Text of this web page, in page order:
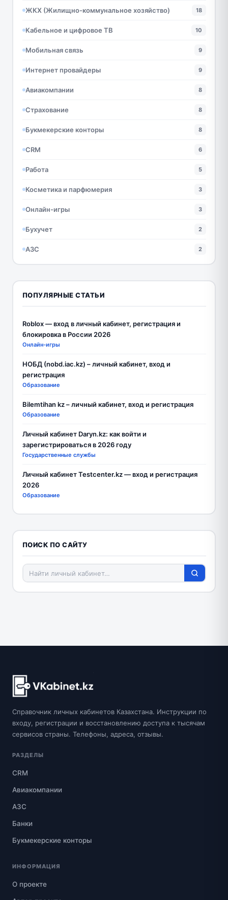
ЖКХ (Жилищно-коммунальное хозяйство) 18
Кабельное и цифровое ТВ 10
Мобильная связь 9
Интернет провайдеры 9
Авиакомпании 8
Страхование 8
Букмекерские конторы 8
CRM 6
Работа 5
Косметика и парфюмерия 3
Онлайн-игры 3
Бухучет 2
АЗС 2
ПОПУЛЯРНЫЕ СТАТЬИ
Roblox — вход в личный кабинет, регистрация и
блокировка в России 2026
Онлайн-игры
НОБД (nobd.iac.kz) – личный кабинет, вход и
регистрация
Образование
Bilemtihan kz – личный кабинет, вход и регистрация
Образование
Личный кабинет Daryn.kz: как войти и
зарегистрироваться в 2026 году
Государственные службы
Личный кабинет Testcenter.kz — вход и регистрация
2026
Образование
ПОИСК ПО САЙТУ
Справочник личных кабинетов Казахстана. Инструкции по
входу, регистрации и восстановлению доступа к тысячам
сервисов страны. Телефоны, адреса, отзывы.
РАЗДЕЛЫ
CRM
Авиакомпании
АЗС
Банки
Букмекерские конторы
ИНФОРМАЦИЯ
О проекте